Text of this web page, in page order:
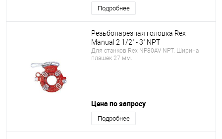
Подробнее
Резьбонарезная головка Rex
Manual 2 1/2" - 3" NPT
Для станков Rex NP80AV NPT. Ширина
плашек 27 мм.
Цена по запросу
Подробнее